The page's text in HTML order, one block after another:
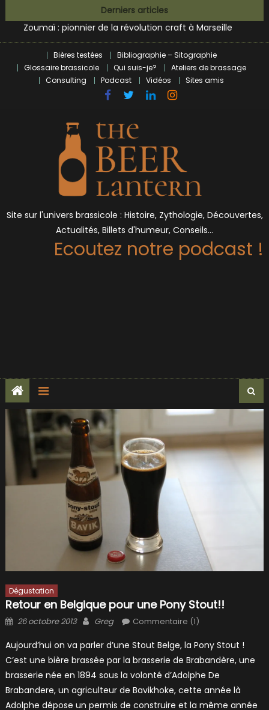
to
Derniers articles
Zoumaï : pionnier de la révolution craft à Marseille
L’intelligence artificielle dans le milieu brassicole
BrewDog racheté par Tilray pour une bouchée de pain ?
Bières et célébrités
Bières testées
Bibliographie – Sitographie
Glossaire brassicole
Qui suis-je?
Ateliers de brassage
Consulting
Podcast Vidéos Sites amis
Site sur l'univers brassicole : Histoire, Zythologie, Découvertes,
Actualités, Billets d'humeur, Conseils…
Ecoutez notre podcast !
Dégustation
Retour en Belgique pour une Pony Stout!!
Posted
26 octobre 2013 Author
Greg Commentaire (1)
Aujourd’hui on va parler d’une Stout Belge, la Pony Stout !
C’est une bière brassée par la brasserie de Brabandère, une
brasserie née en 1894 sous la volonté d’Adolphe De
Brabandere, un agriculteur de Bavikhoke, cette année là
Adolphe dépose un permis de construire et la même année